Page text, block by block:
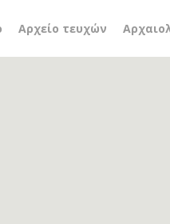
Αρχείο τευχών
του